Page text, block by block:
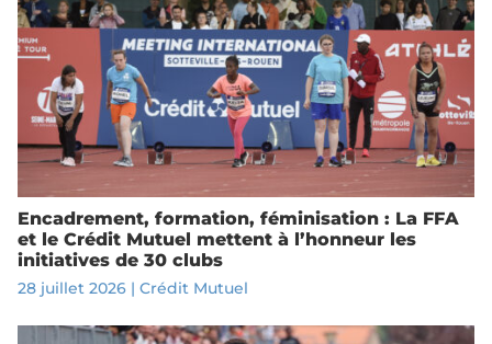
Encadrement, formation, féminisation : La FFA
et le Crédit Mutuel mettent à l’honneur les
initiatives de 30 clubs
28 juillet 2026| Crédit Mutuel